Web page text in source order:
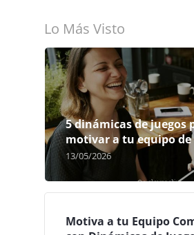
Lo Más Visto
5 dinámicas de juegos
motivar a tu equipo
13/05/2026
Motiva a tu Equipo